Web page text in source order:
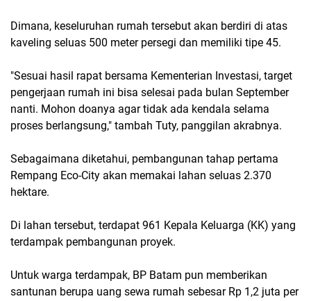
Dimana, keseluruhan rumah tersebut akan berdiri di atas
kaveling seluas 500 meter persegi dan memiliki tipe 45.
"Sesuai hasil rapat bersama Kementerian Investasi, target
pengerjaan rumah ini bisa selesai pada bulan September
nanti. Mohon doanya agar tidak ada kendala selama
proses berlangsung," tambah Tuty, panggilan akrabnya.
Sebagaimana diketahui, pembangunan tahap pertama
Rempang Eco-City akan memakai lahan seluas 2.370
hektare.
Di lahan tersebut, terdapat 961 Kepala Keluarga (KK) yang
terdampak pembangunan proyek.
Untuk warga terdampak, BP Batam pun memberikan
santunan berupa uang sewa rumah sebesar Rp 1,2 juta per